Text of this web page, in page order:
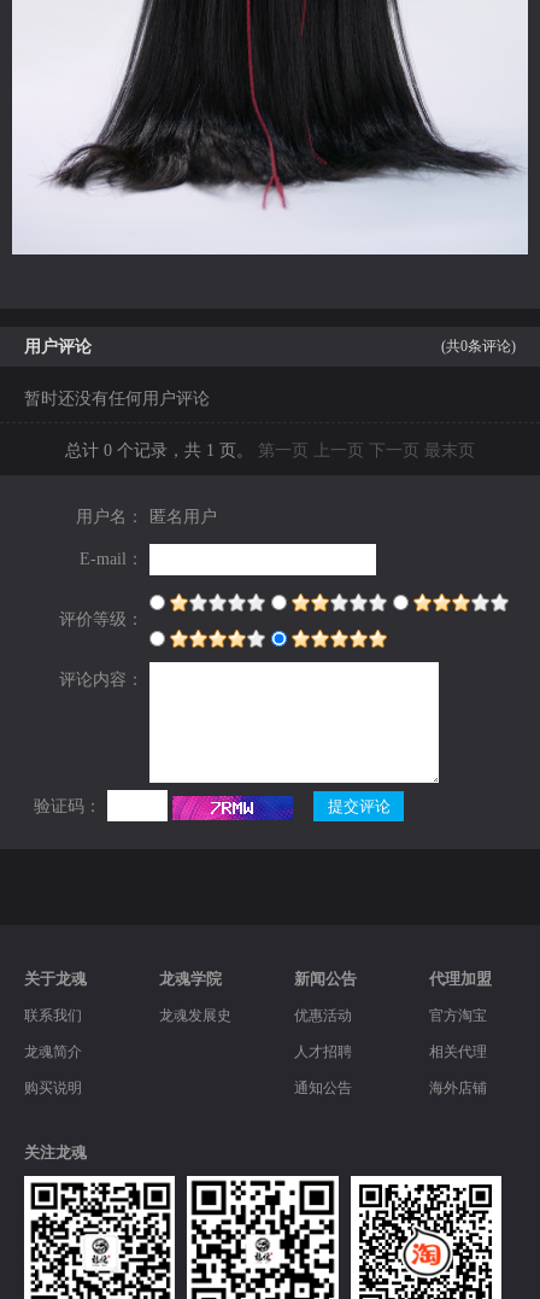
用户评论 (共0条评论)
暂时还没有任何用户评论
总计 0 个记录，共 1 页。 第一页 上一页 下一页 最末页
用户名： 匿名用户
E-mail：
评价等级：
评论内容：
验证码：
关于龙魂
联系我们
龙魂简介
购买说明
龙魂学院
龙魂发展史
新闻公告
优惠活动
人才招聘
通知公告
代理加盟
官方淘宝
相关代理
海外店铺
关注龙魂